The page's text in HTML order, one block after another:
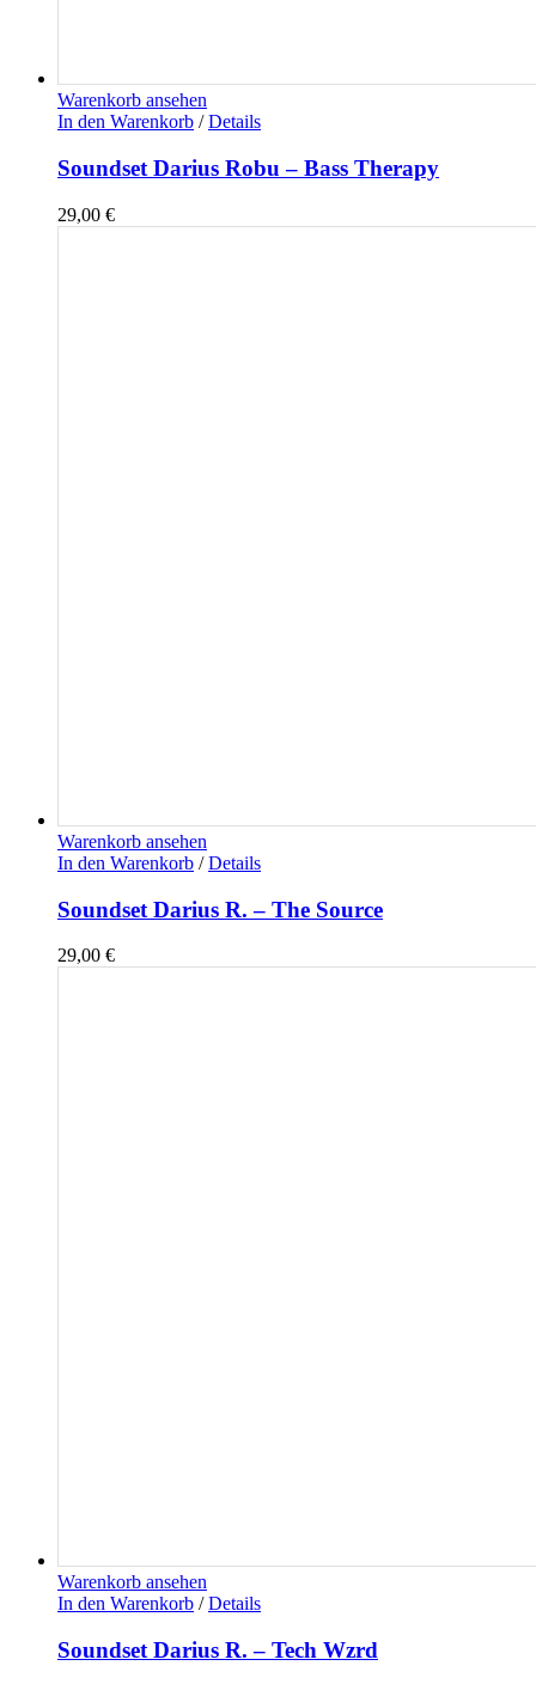
Warenkorb ansehen
In den Warenkorb / Details
Soundset Darius Robu – Bass Therapy
29,00 €
Warenkorb ansehen
In den Warenkorb / Details
Soundset Darius R. – The Source
29,00 €
Warenkorb ansehen
In den Warenkorb / Details
Soundset Darius R. – Tech Wzrd